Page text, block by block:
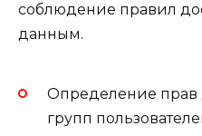
соблюдение правил
данным.
Определение прав
групп